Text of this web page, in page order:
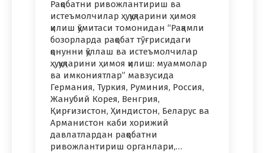
Рақобатни ривожлантириш ва
истеъмолчилар ҳуқуқларини ҳимоя
қилиш қўмитаси томонидан “Рақамли
бозорларда рақобат тўғрисидаги
қонунни қўллаш ва истеъмолчилар
ҳуқуқларини ҳимоя қилиш: муаммолар
ва имкониятлар” мавзусида
Германия, Туркия, Руминия, Россия,
Жанубий Корея, Венгрия,
Қирғизистон, Ҳиндистон, Беларус ва
Арманистон каби хорижий
давлатлардан рақобатни
ривожлантириш органлари,…